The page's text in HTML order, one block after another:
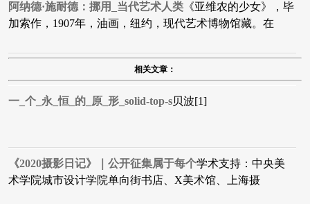
阿纳德·施耐德：挪用_当代艺术人类 ​《亚维农的少女》，毕
加索作，1907年，油画，纽约，现代艺术博物馆藏。在
相关文章：
一_个_永_恒_的_原_形_solid-top-s贝波[1]
《2020摄影日记》｜公开征集属于每个学术支持：中央美
术学院城市设计学院单向街书店、X美术馆、上海摄